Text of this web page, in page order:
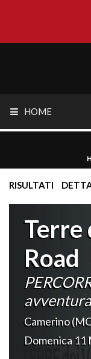
HOME
RISULTATI
Terre
Road
avventura
Camerino
Domenica 11